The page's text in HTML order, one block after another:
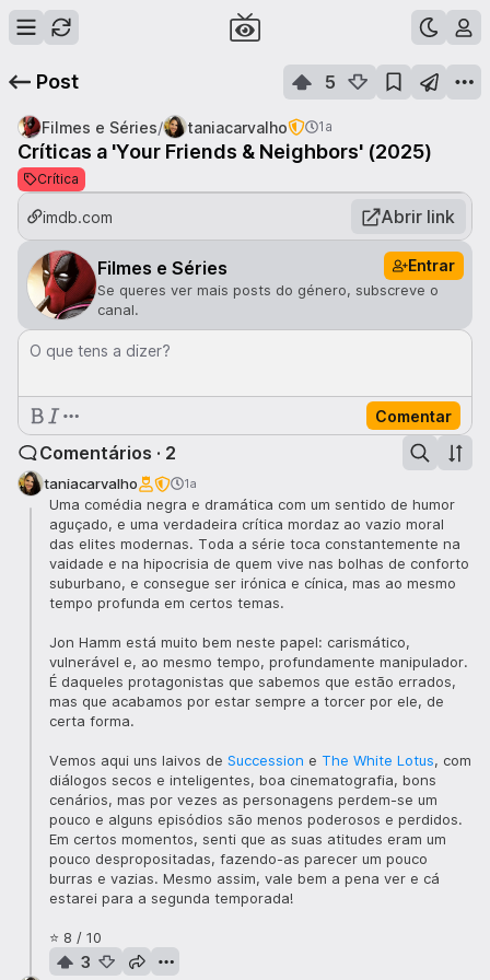
Post 5
Filmes e Séries/ taniacarvalho 1a
Críticas a 'Your Friends & Neighbors' (2025)
Crítica
imdb.com Abrir link
Filmes e Séries Entrar
Se queres ver mais posts do género, subscreve o
canal.
O que tens a dizer?
Comentar
Comentários · 2
taniacarvalho 1a
Uma comédia negra e dramática com um sentido de humor
aguçado, e uma verdadeira crítica mordaz ao vazio moral
das elites modernas. Toda a série toca constantemente na
vaidade e na hipocrisia de quem vive nas bolhas de conforto
suburbano, e consegue ser irónica e cínica, mas ao mesmo
tempo profunda em certos temas.
Jon Hamm está muito bem neste papel: carismático,
vulnerável e, ao mesmo tempo, profundamente manipulador.
É daqueles protagonistas que sabemos que estão errados,
mas que acabamos por estar sempre a torcer por ele, de
certa forma.
Vemos aqui uns laivos de Succession e The White Lotus, com
diálogos secos e inteligentes, boa cinematografia, bons
cenários, mas por vezes as personagens perdem-se um
pouco e alguns episódios são menos poderosos e perdidos.
Em certos momentos, senti que as suas atitudes eram um
pouco despropositadas, fazendo-as parecer um pouco
burras e vazias. Mesmo assim, vale bem a pena ver e cá
estarei para a segunda temporada!
⭐ 8 / 10
3